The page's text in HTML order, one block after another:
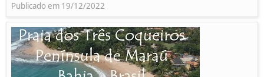
Publicado em 19/12/2022